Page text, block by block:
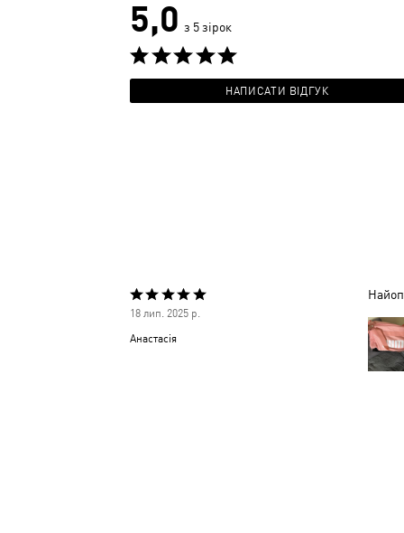
5,0 з 5 зірок
НАПИСАТИ ВІДГУК
Оцінено
18 лип. 2025 р.
Анастасія